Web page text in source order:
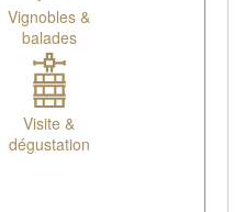
Vignobles &
balades
Visite &
dégustation